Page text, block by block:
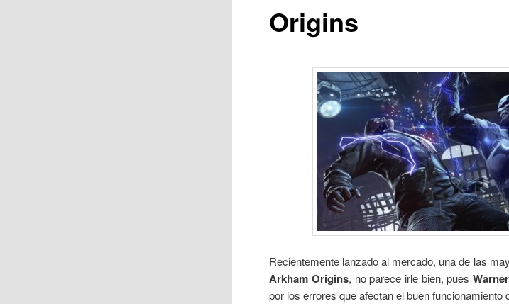
Origins
Recientemente lanzado al mercado, una de las
Arkham Origins, no parece irle bien, pues
por los errores que afectan el buen funcionamiento